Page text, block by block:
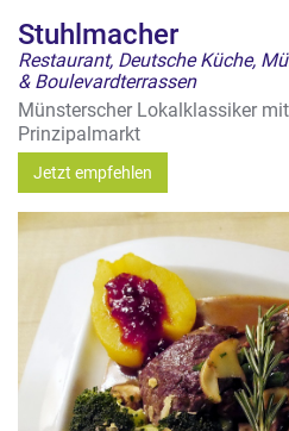
Stuhlmacher
Restaurant, Deutsche Küche,
& Boulevardterrassen
Münsterscher Lokalklassiker
Prinzipalmarkt
Jetzt empfehlen